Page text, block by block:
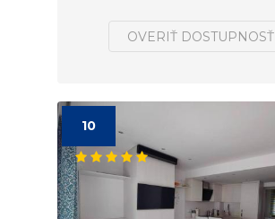
OVERIŤ DOSTUPNOSŤ
10